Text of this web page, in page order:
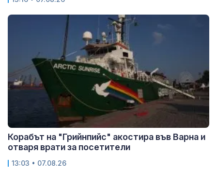
Корабът на "Грийнпийс" акостира във Варна и
отваря врати за посетители
13:03 • 07.08.26